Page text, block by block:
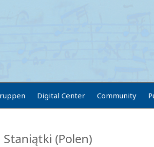
Digital Center Community
(Polen)